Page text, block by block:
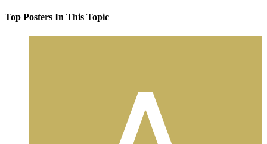
Top Posters In This Topic